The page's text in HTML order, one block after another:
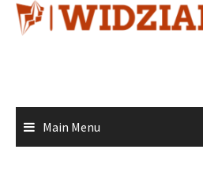
Skip
Main Menu